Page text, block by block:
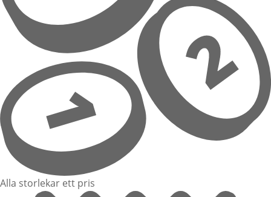
Alla storlekar ett pris